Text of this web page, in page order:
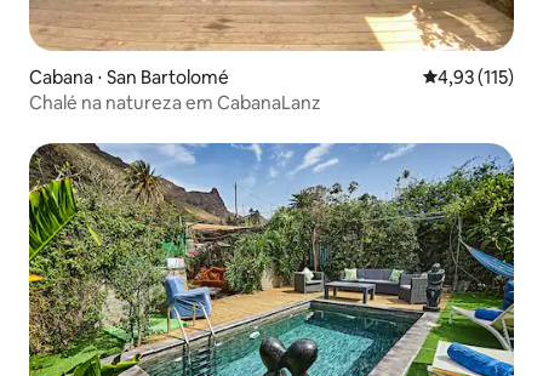
Cabana ⋅ San Bartolomé 4,93 de uma
4,93 (115)
Chalé na natureza em CabanaLanz